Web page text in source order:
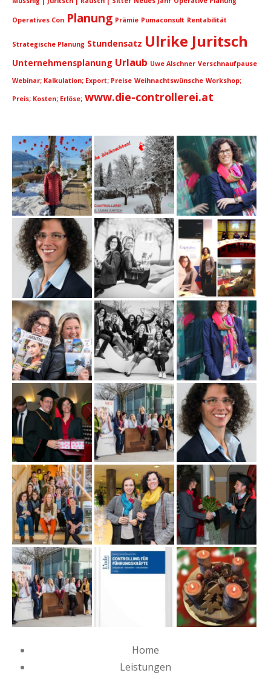
Operatives Con Planung Prämie Pumaconsult Rentabilität
Strategische Planung Stundensatz Ulrike Juritsch
Unternehmensplanung Urlaub Uwe Alschner Verschnaufpause
Webinar; Kalkulation; Export; Preise Weihnachtswünsche Workshop;
Preis; Kosten; Erlöse; www.die-controllerei.at
Home
Leistungen